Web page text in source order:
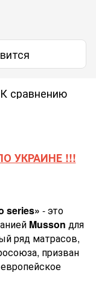
К сравнению
УКРАИНЕ !!!
series» - это
Musson для
ряд матрасов,
призван